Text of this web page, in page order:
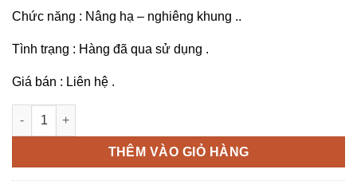
Chức năng : Nâng hạ – nghiêng khung ..
Tình trạng : Hàng đã qua sử dụng .
Giá bán : Liên hệ .
Xe nâng Komatsu 1.5 tấn FD15C-16 số lượng
THÊM VÀO GIỎ HÀNG